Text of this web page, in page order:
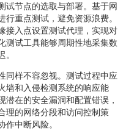
试节点的选取与部署。基于网
重点测试，避免资源浪费。
接入点设置测试代理，实现对
测试工具能够周期性地采集数
同样不容忽视。测试过程中应
墙和入侵检测系统的响应能
潜在的安全漏洞和配置错误，
理的网络分段和访问控制策
中断风险。